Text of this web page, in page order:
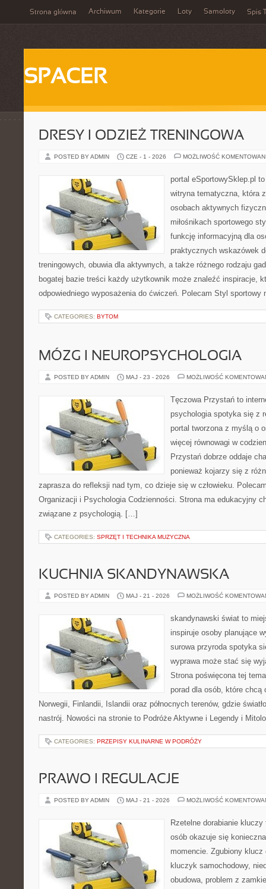
Strona główna Archiwum Kategorie Loty Samoloty Spis
SPACER
DRESY I ODZIEŻ TRENINGOWA
POSTED BY ADMIN CZE - 1 - 2026 MOŻLIWOŚĆ
portal eSportowySklep.pl
witryna tematyczna, która
osobach aktywnych
miłośnikach sportowego
funkcję informacyjną dla
praktycznych wskazówek
treningowych, obuwia dla aktywnych, a także różnego rodzaju
bogatej bazie treści każdy użytkownik może znaleźć inspiracje,
odpowiedniego wyposażenia do ćwiczeń. Polecam Styl
CATEGORIES: BYTOM
MÓZG I NEUROPSYCHOLOGIA
POSTED BY ADMIN MAJ - 23 - 2026 MOŻLIWOŚĆ
Tęczowa Przystań to
psychologia spotyka się z
portal tworzona z myślą o
więcej równowagi w
Przystań dobrze oddaje
ponieważ kojarzy się z
zaprasza do refleksji nad tym, co dzieje się w człowieku.
Organizacji i Psychologia Codzienności. Strona ma edukacyjny
związane z psychologią. […]
CATEGORIES: SPRZĘT I TECHNIKA MUZYCZNA
KUCHNIA SKANDYNAWSKA
POSTED BY ADMIN MAJ - 21 - 2026 MOŻLIWOŚĆ
skandynawski świat to
inspiruje osoby planujące
surowa przyroda spotyka
wyprawa może stać się
Strona poświęcona tej
porad dla osób, które chcą
Norwegii, Finlandii, Islandii oraz północnych terenów, gdzie
nastrój. Nowości na stronie to Podróże Aktywne i Legendy i
CATEGORIES: PRZEPISY KULINARNE W PODRÓŻY
PRAWO I REGULACJE
POSTED BY ADMIN MAJ - 21 - 2026 MOŻLIWOŚĆ
Rzetelne dorabianie kluczy
osób okazuje się
momencie. Zgubiony
kluczyk samochodowy,
obudowa, problem z